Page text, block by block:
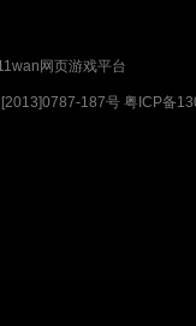
网页游戏平台
187号 粤ICP备